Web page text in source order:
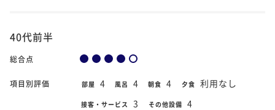
40代前半
総合点
項目別評価 部屋 4 風呂 4 朝食 4 夕食 利用なし
接客・サービス 3 その他設備 4